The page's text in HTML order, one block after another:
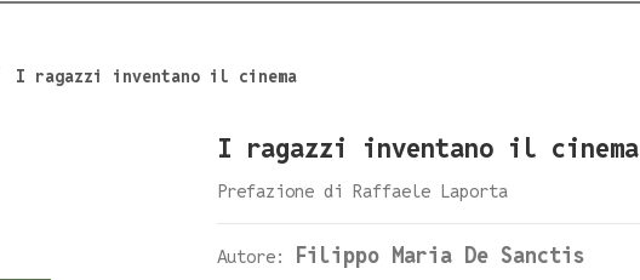
I ragazzi inventano il cinema
I ragazzi inventano il cinema
Prefazione di Raffaele Laporta
Autore: Filippo Maria De Sanctis